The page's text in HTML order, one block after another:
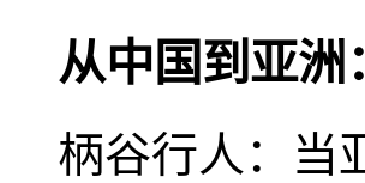
从中国到亚洲
柄谷行人：当